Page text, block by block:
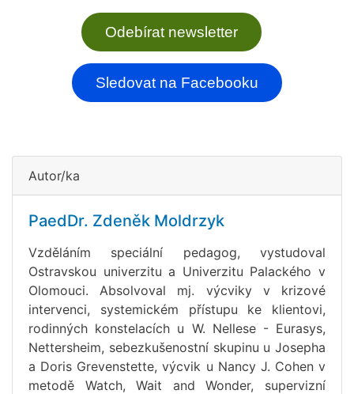
Odebírat newsletter
Sledovat na Facebooku
Autor/ka
PaedDr. Zdeněk Moldrzyk
Vzděláním speciální pedagog, vystudoval
Ostravskou univerzitu a Univerzitu Palackého v
Olomouci. Absolvoval mj. výcviky v krizové
intervenci, systemickém přístupu ke klientovi,
rodinných konstelacích u W. Nellese - Eurasys,
Nettersheim, sebezkušenostní skupinu u Josepha
a Doris Grevenstette, výcvik u Nancy J. Cohen v
metodě Watch, Wait and Wonder, supervizní